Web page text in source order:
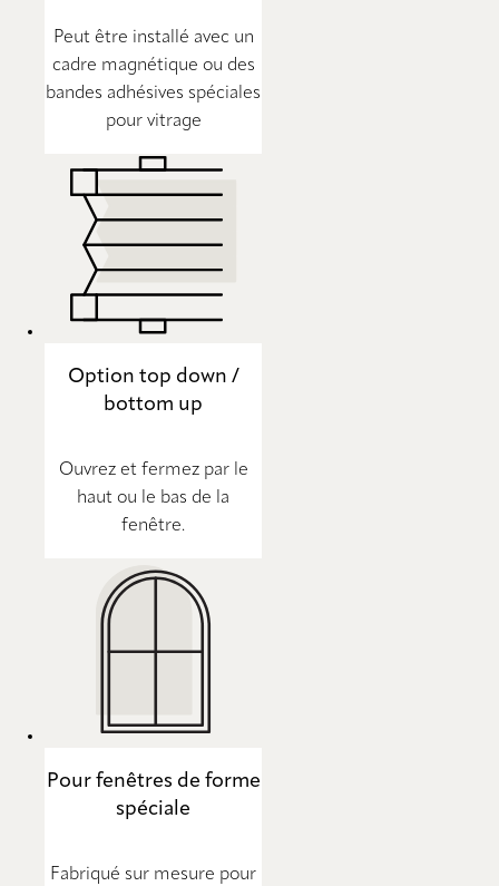
Peut être installé avec un
cadre magnétique ou des
bandes adhésives spéciales
pour vitrage
Option top down /
bottom up
Ouvrez et fermez par le
haut ou le bas de la
fenêtre.
Pour fenêtres de forme
spéciale
Fabriqué sur mesure pour